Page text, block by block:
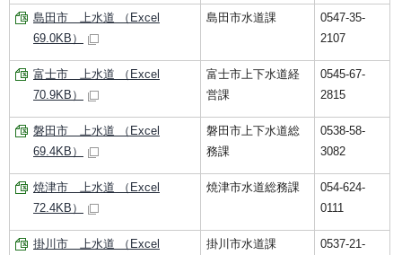
島田市 上水道 （Excel
69.0KB）
島田市水道課
0547-35-
2107
富士市 上水道 （Excel
70.9KB）
富士市上下水道経
営課
0545-67-
2815
磐田市 上水道 （Excel
69.4KB）
磐田市上下水道総
務課
0538-58-
3082
焼津市 上水道 （Excel
72.4KB）
焼津市水道総務課
054-624-
0111
掛川市 上水道 （Excel
掛川市水道課
0537-21-